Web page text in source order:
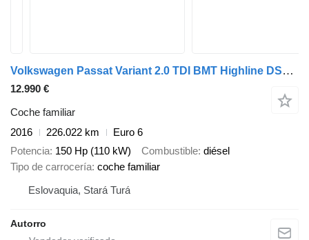
Volkswagen Passat Variant 2.0 TDI BMT Highline DSG / A6
12.990 €
Coche familiar
2016
226.022 km
Euro 6
Potencia 150 Hp (110 kW) Combustible diésel
Tipo de carrocería coche familiar
Eslovaquia, Stará Turá
Autorro